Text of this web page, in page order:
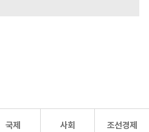
국제 사회 조선경제